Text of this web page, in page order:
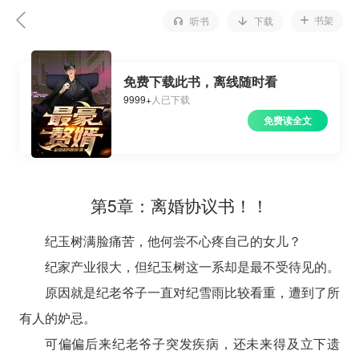
听书 下载 书架
免费下载此书，离线随时看
9999+人已下载
免费读全文
第5章：离婚协议书！！
纪玉树满脸痛苦，他何尝不心疼自己的女儿？
纪家产业很大，但纪玉树这一系却是最不受待见的。
原因就是纪老爷子一直对纪雪雨比较看重，遭到了所
有人的妒忌。
可偏偏后来纪老爷子突发疾病，还未来得及立下遗